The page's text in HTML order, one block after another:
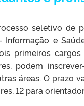
seletivo de
e
primeiros
podem
áreas. O prazo
12 para